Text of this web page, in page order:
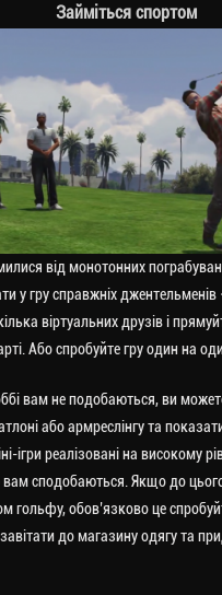
Займіться спортом
від монотонних
у гру справжніх
віртуальних друзів і
Або спробуйте гру один на
вам не подобаються, ви
або армреслінгу та
ігри реалізовані на високому
вам сподобаються. Якщо до
гольфу, обов’язково це
до магазину одягу та